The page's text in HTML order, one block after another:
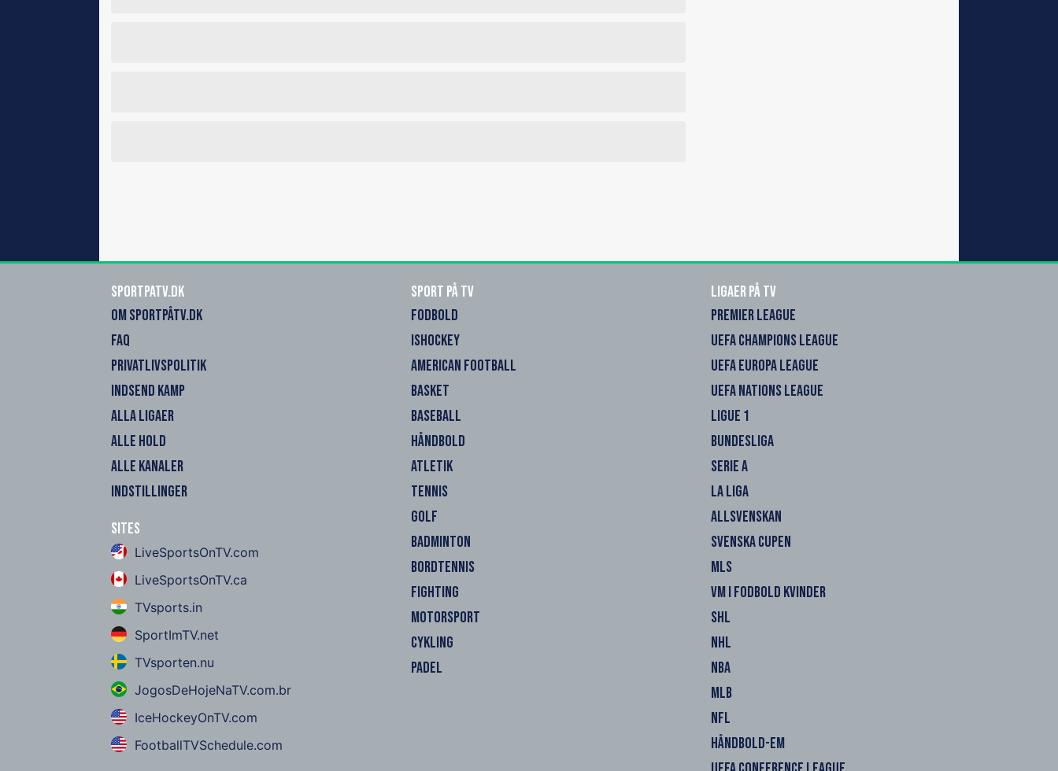
SportPaTV.dk
OM SPORTPÅTV.DK
FAQ
PRIVATLIVSPOLITIK
INDSEND KAMP
ALLA LIGAER
ALLE HOLD
ALLE KANALER
INDSTILLINGER
Sites
LiveSportsOnTV.com
LiveSportsOnTV.ca
TVsports.in
SportImTV.net
TVsporten.nu
JogosDeHojeNaTV.com.br
IceHockeyOnTV.com
FootballTVSchedule.com
Sport på TV
FODBOLD
ISHOCKEY
AMERICAN FOOTBALL
BASKET
BASEBALL
HÅNDBOLD
ATLETIK
TENNIS
GOLF
BADMINTON
BORDTENNIS
FIGHTING
MOTORSPORT
CYKLING
PADEL
Ligaer på TV
PREMIER LEAGUE
UEFA CHAMPIONS LEAGUE
UEFA EUROPA LEAGUE
UEFA NATIONS LEAGUE
LIGUE 1
BUNDESLIGA
SERIE A
LA LIGA
ALLSVENSKAN
SVENSKA CUPEN
MLS
VM I FODBOLD KVINDER
SHL
NHL
NBA
MLB
NFL
HÅNDBOLD-EM